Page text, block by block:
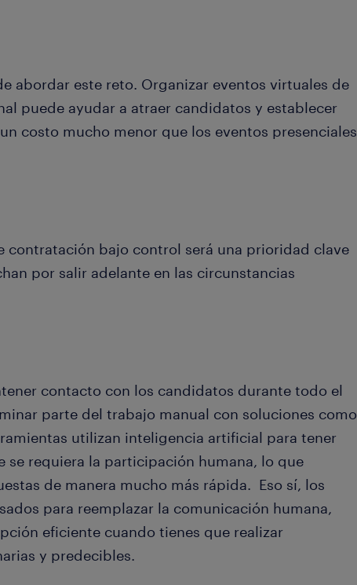
abordar este reto. Organizar eventos virtuales de
puede ayudar a atraer candidatos y establecer
costo mucho menor que los eventos presenciales
contratación bajo control será una prioridad clave
por salir adelante en las circunstancias
contacto con los candidatos durante todo el
parte del trabajo manual con soluciones como
utilizan inteligencia artificial para tener
se requiera la participación humana, lo que
de manera mucho más rápida. Eso sí, los
para reemplazar la comunicación humana,
eficiente cuando tienes que realizar
y predecibles.